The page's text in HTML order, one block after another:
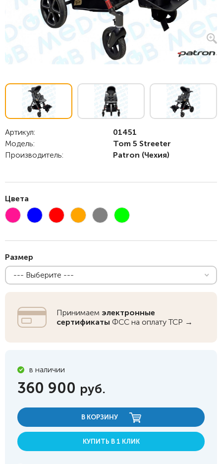
Артикул:
01451
Модель:
Tom 5 Streeter
Производитель:
Patron (Чехия)
Цвета
Размер
--- Выберите ---
Принимаем электронные
сертификаты ФСС на оплату ТСР →
в наличии
360 900 руб.
В КОРЗИНУ
КУПИТЬ В 1 КЛИК